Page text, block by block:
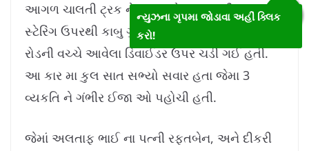
આગળ ચાલતી ટ્રક ને અલતાફે ટક્કર મારી કારના
સ્ટેરિંગ ઉપરથી કાબુ ગુમાવ્યો હતો. જેને લઈને કાર
રોડની વચ્ચે આવેલા ડિવાઈડર ઉપર ચડી ગઈ હતી.
આ કાર મા કુલ સાત સભ્યો સવાર હતા જેમા 3
વ્યકતિ ને ગંભીર ઈજા ઓ પહોચી હતી.
જેમાં અલતાફ ભાઈ ના પત્ની રફતબેન, અને દીકરી
ન્યુઝના ગૃપમા જોડાવા અહીં ક્લિક
કરો!